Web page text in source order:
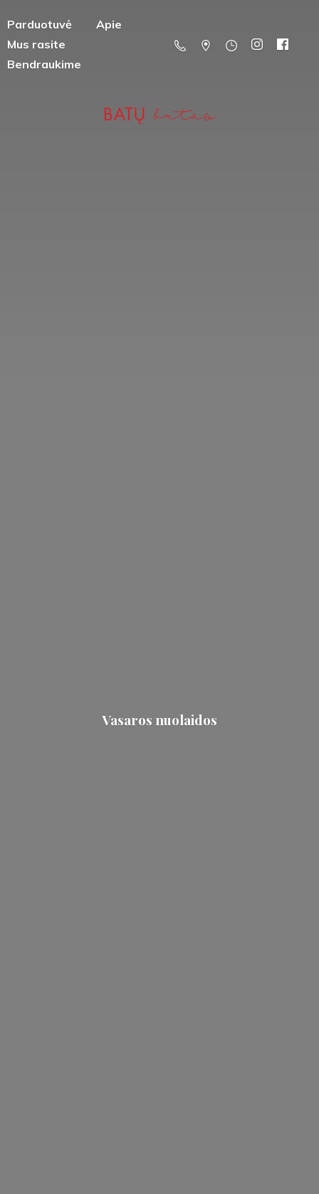
Parduotuvė
Apie
Mus rasite
Bendraukime
Vasaros nuolaidos